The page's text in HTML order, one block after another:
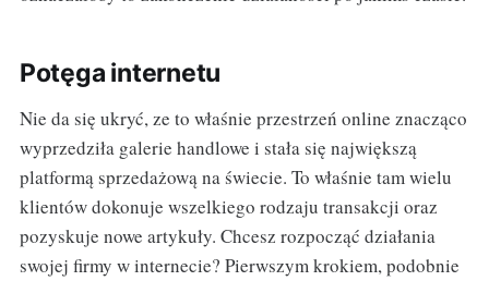
Potęga internetu
Nie da się ukryć, ze to właśnie przestrzeń online znacząco
wyprzedziła galerie handlowe i stała się największą
platformą sprzedażową na świecie. To właśnie tam wielu
klientów dokonuje wszelkiego rodzaju transakcji oraz
pozyskuje nowe artykuły. Chcesz rozpocząć działania
swojej firmy w internecie? Pierwszym krokiem, podobnie